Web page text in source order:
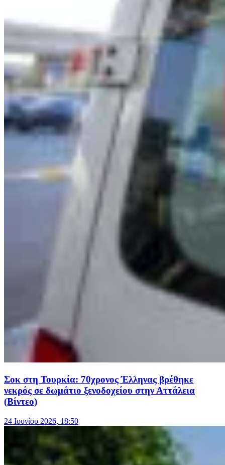
Σοκ στη Τουρκία: 70χρονος Έλληνας βρέθηκε
νεκρός σε δωμάτιο ξενοδοχείου στην Αττάλεια
(Βίντεο)
24 Ιουνίου 2026, 18:50